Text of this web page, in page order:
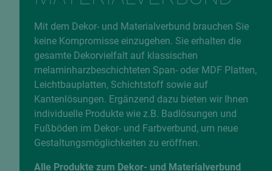
Mit dem Dekor- und Materialverbund brauchen Sie
keine Kompromisse einzugehen. Sie erhalten die
gesamte Dekorvielfalt auf klassischen
melaminharzbeschichteten Span- oder MDF Platten,
Leichtbauplatten, Schichtstoff sowie auf
Kantenlösungen. Ergänzend dazu bieten wir Ihnen
individuelle Produkte wie z.B. Badlösungen und
Fußböden im Dekor- und Farbverbund, um neue
Gestaltungsmöglichkeiten zu eröffnen.
Alle Produkte zum Dekor- und Materialverbund